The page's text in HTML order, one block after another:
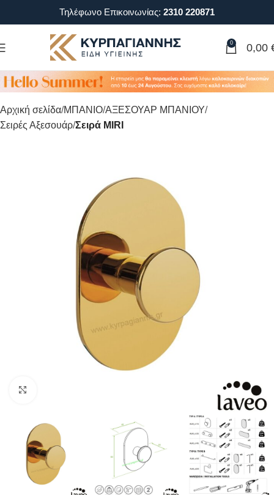
Τηλέφωνο Επικοινωνίας: 2310 220871
0 0,00
Αρχική σελίδα ΜΠΑΝΙΟ ΑΞΕΣΟΥΑΡ ΜΠΑΝΙΟΥ
Σειρές Αξεσουάρ Σειρά MIRI